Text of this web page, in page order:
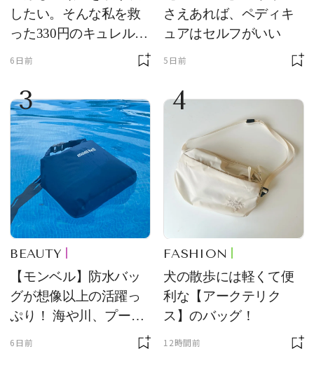
したい。そんな私を救
った330円のキュレル名
6日前
さえあれば、ペディキ
ュアはセルフがいい
5日前
3
BEAUTY
【モンベル】防水バッ
グが想像以上の活躍っ
ぷり！ 海や川、プール
6日前
4
FASHION
犬の散歩には軽くて便
利な【アークテリク
ス】のバッグ！
12時間前